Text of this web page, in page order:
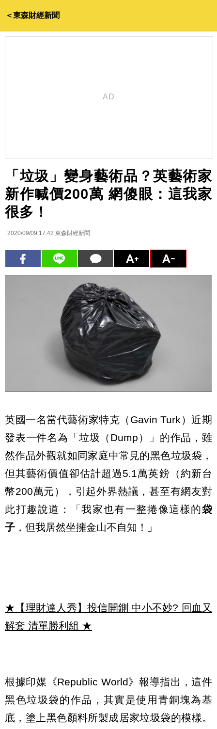
＜東森財經新聞
「垃圾」變身藝術品？英藝術家
新作喊價200萬 網傻眼：這我家
很多！
2020/09/09 17:42 東森財經新聞
英國一名當代藝術家特克（Gavin Turk）近期
發表一件名為「垃圾（Dump）」的作品，雖
然作品外觀就如同家庭中常見的黑色垃圾袋，
但其藝術價值卻估計超過5.1萬英鎊（約新台
幣200萬元），引起外界熱議，甚至有網友對
此打趣說道：「我家也有一整捲像這樣的袋
子 ，但我居然坐擁金山不自知！」
★【理財達人秀】投信開鍘 中小不妙? 回血又
解套 清單勝利組 ★
根據印媒《Republic World》報導指出，這件
黑色垃圾袋的作品，其實是使用青銅塊為基
底，塗上黑色顏料所製成居家垃圾袋的模樣。